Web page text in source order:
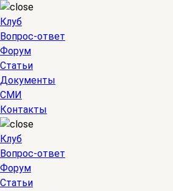
Клуб
Вопрос-ответ
Форум
Статьи
Документы
СМИ
Контакты
Клуб
Вопрос-ответ
Форум
Статьи